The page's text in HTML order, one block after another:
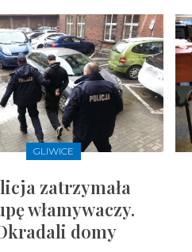
GLIWICE
zatrzymała
włamywaczy.
domy